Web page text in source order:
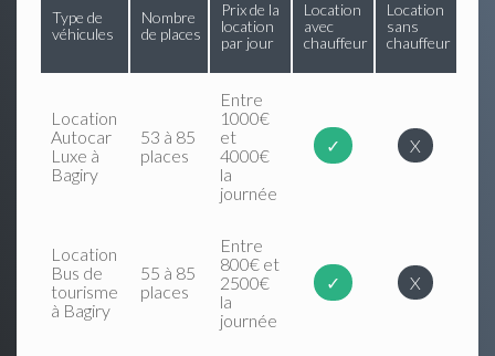
Type de
véhicules
Nombre
de places
Prix de la
location
par jour
Location
avec
chauffeur
Location
sans
chauffeur
Location
Autocar
Luxe à
Bagiry
53 à 85
places
Entre
1000€
et
4000€
la
journée
✓ X
Location
Bus de
tourisme
à Bagiry
55 à 85
places
Entre
800€ et
2500€
la
journée
✓ X